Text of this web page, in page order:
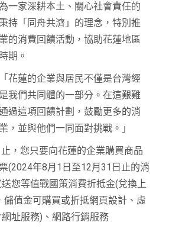
一家深耕本土、關心社會責任的
持「同舟共濟」的理念，特別推
的消費回饋活動，協助花蓮地區
期。
花蓮的企業與居民不僅是台灣經
我們共同體的一部分。在這艱難
過這項回饋計劃，鼓勵更多的消
，並與他們一同面對挑戰。」
，您只要向花蓮的企業購買商品
(2024年8月1日至12月31日止的消
您等值戰國策消費折抵金(兌換上
儲值金可購買或折抵網頁設計、虛
址服務)、網路行銷服務